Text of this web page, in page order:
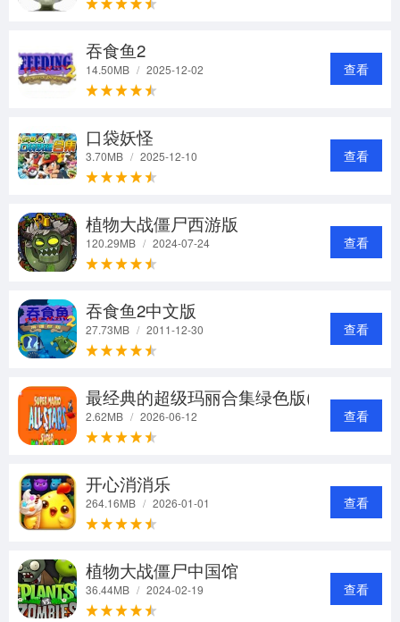
吞食鱼2
14.50MB / 2025-12-02 查看
口袋妖怪
3.70MB / 2025-12-10 查看
植物大战僵尸西游版
120.29MB / 2024-07-24 查看
吞食鱼2中文版
27.73MB / 2011-12-30 查看
最经典的超级玛丽合集绿色版(ROM和
2.62MB / 2026-06-12 查看
开心消消乐
264.16MB / 2026-01-01 查看
植物大战僵尸中国馆
36.44MB / 2024-02-19 查看